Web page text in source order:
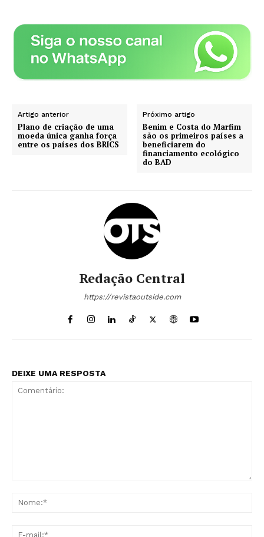
Artigo anterior
Plano de criação de uma
moeda única ganha força
entre os países dos BRICS
Próximo artigo
Benim e Costa do Marfim
são os primeiros países a
beneficiarem do
financiamento ecológico
do BAD
Redação Central
https://revistaoutside.com
DEIXE UMA RESPOSTA